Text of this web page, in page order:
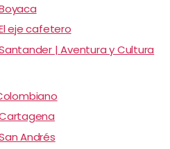
eje cafetero
| Aventura y Cultura
Andrés